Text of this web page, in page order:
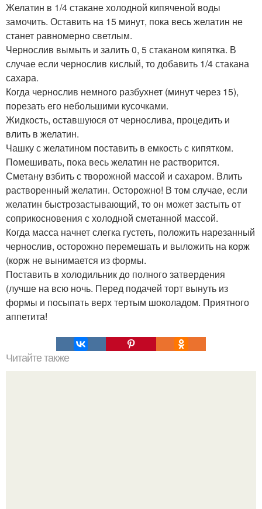
Желатин в 1/4 стакане холодной кипяченой воды
замочить. Оставить на 15 минут, пока весь желатин не
станет равномерно светлым.
Чернослив вымыть и залить 0, 5 стаканом кипятка. В
случае если чернослив кислый, то добавить 1/4 стакана
сахара.
Когда чернослив немного разбухнет (минут через 15),
порезать его небольшими кусочками.
Жидкость, оставшуюся от чернослива, процедить и
влить в желатин.
Чашку с желатином поставить в емкость с кипятком.
Помешивать, пока весь желатин не растворится.
Сметану взбить с творожной массой и сахаром. Влить
растворенный желатин. Осторожно! В том случае, если
желатин быстрозастывающий, то он может застыть от
соприкосновения с холодной сметанной массой.
Когда масса начнет слегка густеть, положить нарезанный
чернослив, осторожно перемешать и выложить на корж
(корж не вынимается из формы.
Поставить в холодильник до полного затвердения
(лучше на всю ночь. Перед подачей торт вынуть из
формы и посыпать верх тертым шоколадом. Приятного
аппетита!
Читайте также